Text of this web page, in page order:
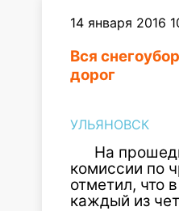
14 января 2016
Вся
дорог
УЛЬЯНОВСК
На
комиссии по
отметил, что
каждый из